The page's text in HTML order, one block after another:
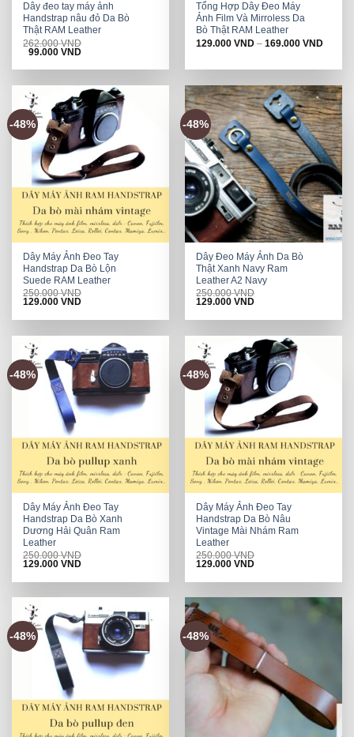
Dây đeo tay máy ảnh
Handstrap nâu đỏ Da Bò
Thật RAM Leather
262.000VND
Original
was:
99.000VNDCurrent
is:
Tổng Hợp Dây Đeo Máy
Ảnh Film Và Mirroless Da
Bò Thật RAM Leather
129.000VND –169.000VND
-48%
Dây Máy Ảnh Đeo Tay
Handstrap Da Bò Lộn
Suede RAM Leather
250.000VND
Original
was:
129.000VNDCurrent
is:
-48%
Dây Đeo Máy Ảnh Da Bò
Thật Xanh Navy Ram
Leather A2 Navy
250.000VND
Original
was:
129.000VNDCurrent
is:
-48%
Dây Máy Ảnh Đeo Tay
Handstrap Da Bò Xanh
Dương Hải Quân Ram
Leather
250.000VND
Original
was:
129.000VNDCurrent
is:
-48%
Dây Máy Ảnh Đeo Tay
Handstrap Da Bò Nâu
Vintage Mài Nhám Ram
Leather
250.000VND
Original
was:
129.000VNDCurrent
is:
-48% -48%